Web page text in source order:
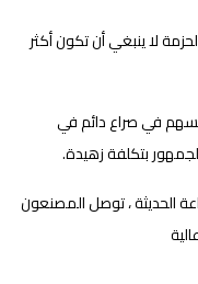
لا ينبغي أن تكون أكثر
في صراع دائم في
بتكلفة زهيدة.
الحديثة ، توصل المصنعون